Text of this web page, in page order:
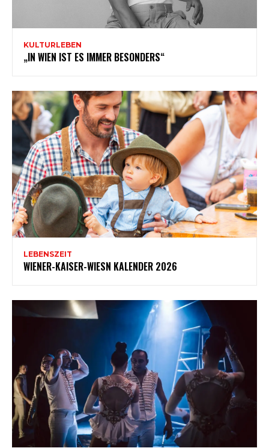
KULTURLEBEN
„IN WIEN IST ES IMMER BESONDERS“
LEBENSZEIT
WIENER-KAISER-WIESN KALENDER 2026